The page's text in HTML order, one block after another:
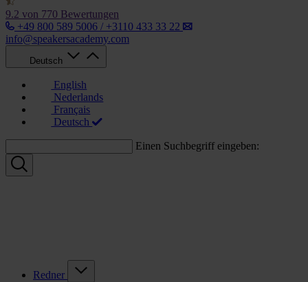
9.2 von 770 Bewertungen
+49 800 589 5006 / +3110 433 33 22
info@speakersacademy.com
Deutsch
English
Nederlands
Français
Deutsch
Einen Suchbegriff eingeben:
Redner